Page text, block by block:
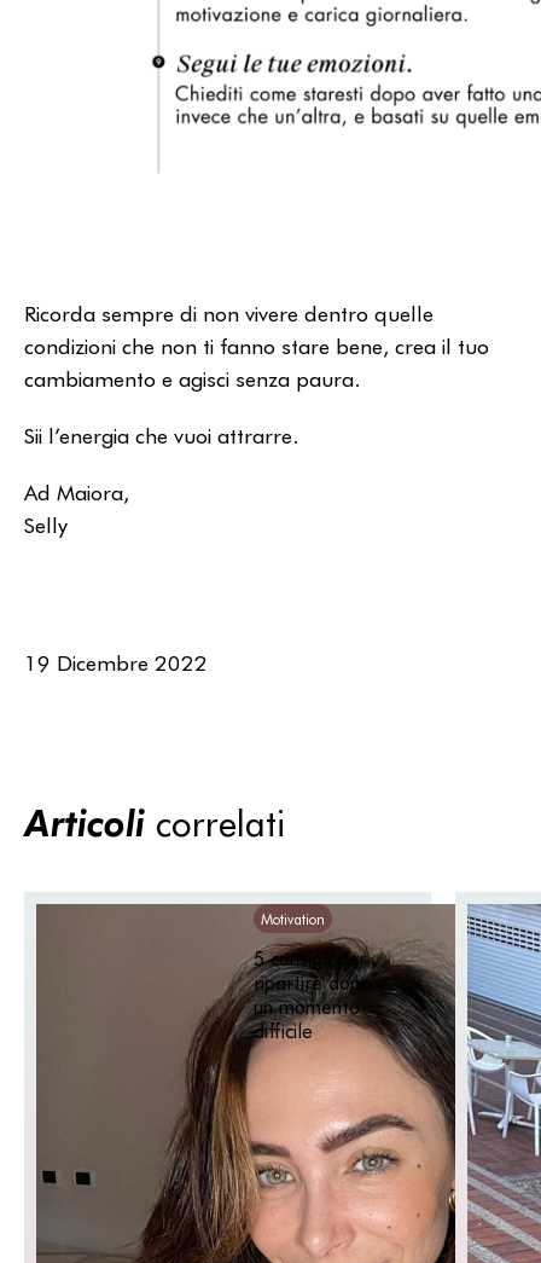
Ricorda sempre di non vivere dentro quelle
condizioni che non ti fanno stare bene, crea il tuo
cambiamento e agisci senza paura.
Sii l’energia che vuoi attrarre.
Ad Maiora,
Selly
19 Dicembre 2022
Articoli correlati
Motivation
5 consigli per
ripartire dopo
un momento
difficile